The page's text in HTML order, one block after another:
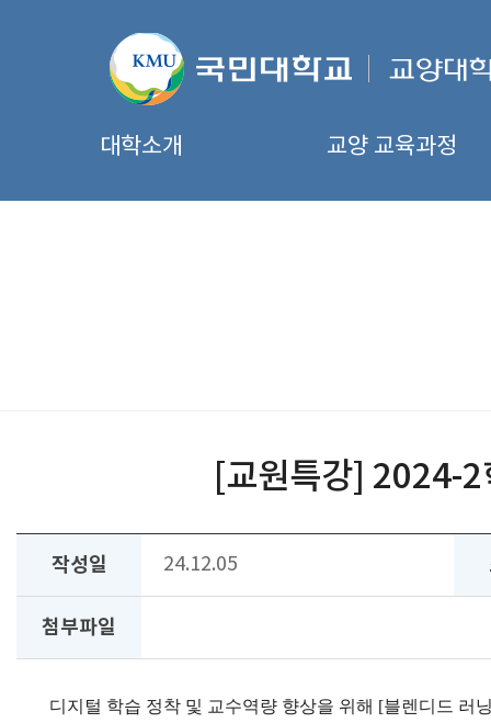
대학소개 교양 교육과정
[교원특강] 2024-2
작성일 24.12.05
첨부파일
디지털 학습 정착 및 교수역량 향상을 위해 [블렌디드 러